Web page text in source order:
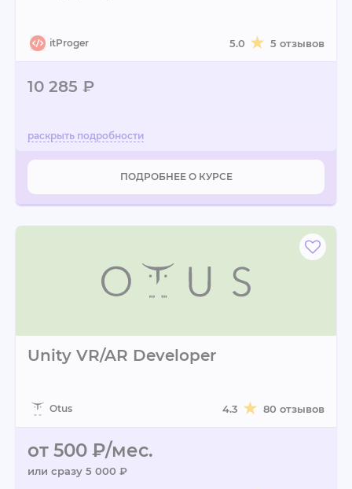
itProger 5.0 5 отзывов
10 285 ₽
ПОДРОБНЕЕ О КУРСЕ
Unity VR/AR Developer
Otus 4.3 80 отзывов
от 500 ₽/мес.
или сразу 5 000 ₽